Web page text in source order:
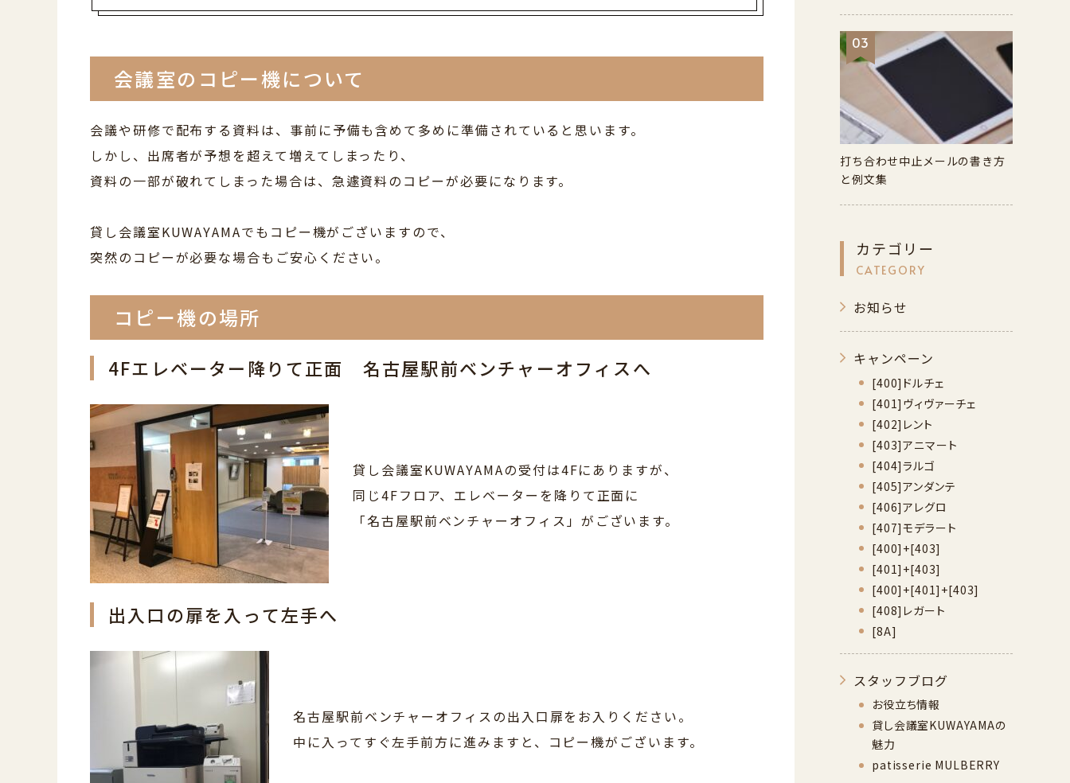
会議室のコピー機について
会議や研修で配布する資料は、事前に予備も含めて多めに準備されていると思います。
しかし、出席者が予想を超えて増えてしまったり、
資料の一部が破れてしまった場合は、急遽資料のコピーが必要になります。
貸し会議室KUWAYAMAでもコピー機がございますので、
突然のコピーが必要な場合もご安心ください。
コピー機の場所
4Fエレベーター降りて正面 名古屋駅前ベンチャーオフィスへ
貸し会議室KUWAYAMAの受付は4Fにありますが、
同じ4Fフロア、エレベーターを降りて正面に
「名古屋駅前ベンチャーオフィス」がございます。
出入口の扉を入って左手へ
名古屋駅前ベンチャーオフィスの出入口扉をお入りください。
中に入ってすぐ左手前方に進みますと、コピー機がございます。
03
打ち合わせ中止メールの書き方
と例文集
カテゴリー
CATEGORY
お知らせ
キャンペーン
[400]ドルチェ
[401]ヴィヴァーチェ
[402]レント
[403]アニマート
[404]ラルゴ
[405]アンダンテ
[406]アレグロ
[407]モデラート
[400]+[403]
[401]+[403]
[400]+[401]+[403]
[408]レガート
[8A]
スタッフブログ
お役立ち情報
貸し会議室KUWAYAMAの
魅力
patisserie MULBERRY